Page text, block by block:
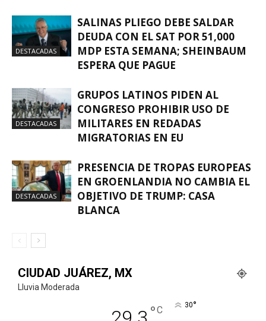
DESTACADAS
SALINAS PLIEGO DEBE SALDAR
DEUDA CON EL SAT POR 51,000
MDP ESTA SEMANA; SHEINBAUM
ESPERA QUE PAGUE
DESTACADAS
GRUPOS LATINOS PIDEN AL
CONGRESO PROHIBIR USO DE
MILITARES EN REDADAS
MIGRATORIAS EN EU
DESTACADAS
PRESENCIA DE TROPAS EUROPEAS
EN GROENLANDIA NO CAMBIA EL
OBJETIVO DE TRUMP: CASA
BLANCA
CIUDAD JUÁREZ, MX
Lluvia Moderada
°C 30°